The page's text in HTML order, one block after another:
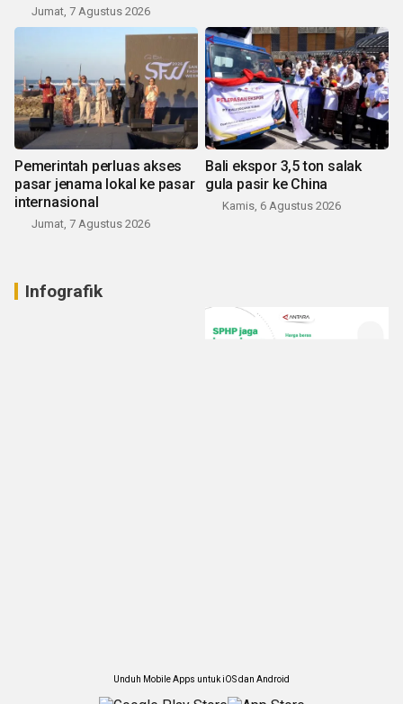
Jumat, 7 Agustus 2026
Pemerintah perluas akses
pasar jenama lokal ke pasar
internasional
Jumat, 7 Agustus 2026
Bali ekspor 3,5 ton salak
gula pasir ke China
Kamis, 6 Agustus 2026
Infografik
Unduh Mobile Apps untuk iOS dan Android